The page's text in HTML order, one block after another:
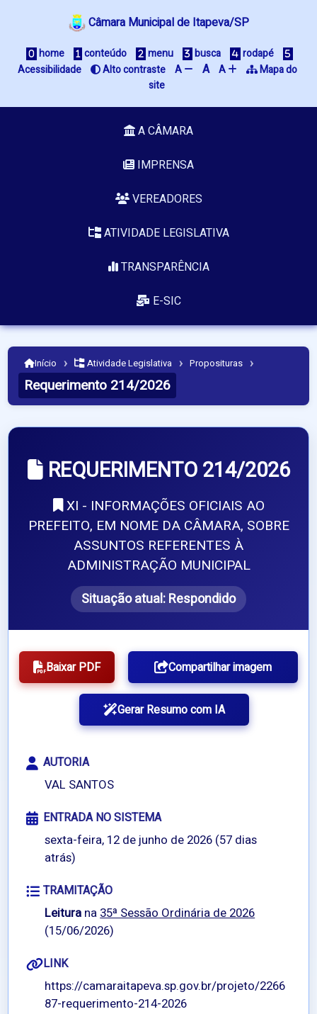
Câmara Municipal de Itapeva/SP
home conteúdo menu busca
rodapé
Acessibilidade
Alto contraste A A A
Mapa do
site
A CÂMARA
IMPRENSA
VEREADORES
ATIVIDADE LEGISLATIVA
TRANSPARÊNCIA
E-SIC
Início › Atividade Legislativa › Proposituras ›
Requerimento 214/2026
REQUERIMENTO 214/2026
XI - INFORMAÇÕES OFICIAIS AO
PREFEITO, EM NOME DA CÂMARA, SOBRE
ASSUNTOS REFERENTES À
ADMINISTRAÇÃO MUNICIPAL
Situação atual:Respondido
Baixar PDF Compartilhar imagem
Gerar Resumo com IA
AUTORIA
VAL SANTOS
ENTRADA NO SISTEMA
sexta-feira, 12 de junho de 2026 (57 dias
atrás)
TRAMITAÇÃO
Leitura na35ª Sessão Ordinária de 2026
(15/06/2026)
LINK
https://camaraitapeva.sp.gov.br/projeto/2266
87-requerimento-214-2026